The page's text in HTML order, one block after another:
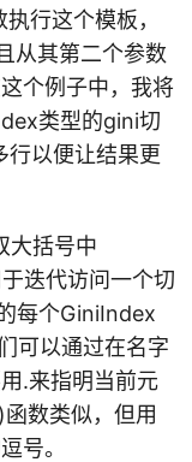
行这个模板，
从其第二个参数
个例子中，我将
类型的gini切
行以便让结果更
大括号中
迭代访问一个切
每个GiniIndex
可以通过在名字
.来指明当前元
数类似，但用
号。